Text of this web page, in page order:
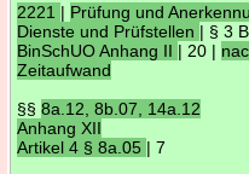
2221 | Prüfung und
Dienste und Prüfstellen | § 3
BinSchUO Anhang II | 20 |
Zeitaufwand
§§8a.12, 8b.07, 14a.12
Anhang XII
Artikel 4 § 8a.05 | 7